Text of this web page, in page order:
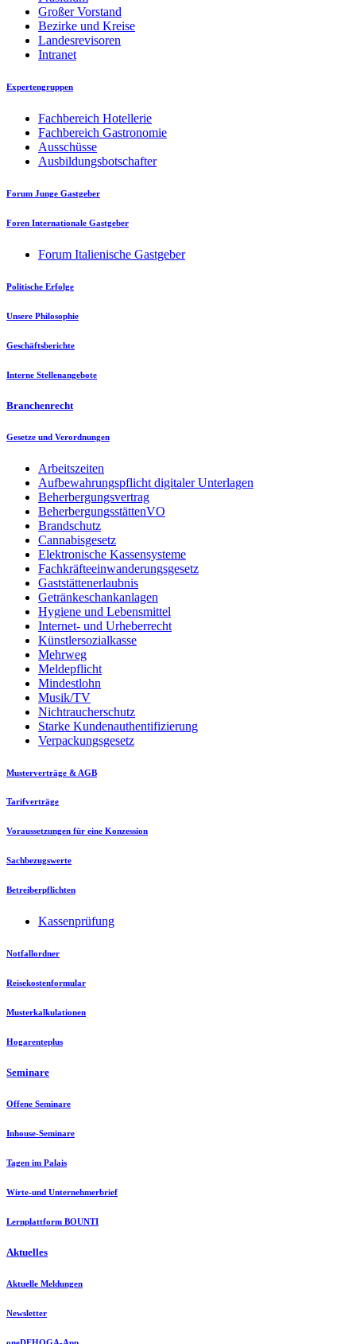
Großer Vorstand
Bezirke und Kreise
Landesrevisoren
Intranet
Expertengruppen
Fachbereich Hotellerie
Fachbereich Gastronomie
Ausschüsse
Ausbildungsbotschafter
Forum Junge Gastgeber
Foren Internationale Gastgeber
Forum Italienische Gastgeber
Politische Erfolge
Unsere Philosophie
Geschäftsberichte
Interne Stellenangebote
Branchenrecht
Gesetze und Verordnungen
Arbeitszeiten
Aufbewahrungspflicht digitaler Unterlagen
Beherbergungsvertrag
BeherbergungsstättenVO
Brandschutz
Cannabisgesetz
Elektronische Kassensysteme
Fachkräfteeinwanderungsgesetz
Gaststättenerlaubnis
Getränkeschankanlagen
Hygiene und Lebensmittel
Internet- und Urheberrecht
Künstlersozialkasse
Mehrweg
Meldepflicht
Mindestlohn
Musik/TV
Nichtraucherschutz
Starke Kundenauthentifizierung
Verpackungsgesetz
Musterverträge & AGB
Tarifverträge
Voraussetzungen für eine Konzession
Sachbezugswerte
Betreiberpflichten
Kassenprüfung
Notfallordner
Reisekostenformular
Musterkalkulationen
Hogarenteplus
Seminare
Offene Seminare
Inhouse-Seminare
Tagen im Palais
Wirte-und Unternehmerbrief
Lernplattform BOUNTI
Aktuelles
Aktuelle Meldungen
Newsletter